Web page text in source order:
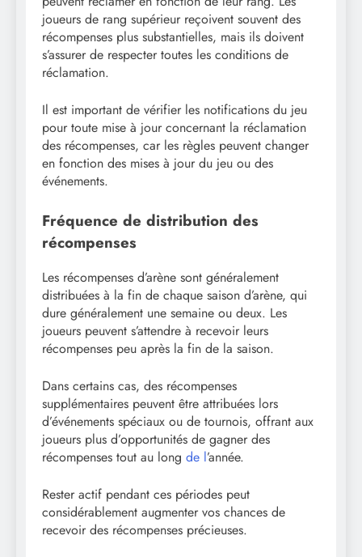
joueurs de rang supérieur reçoivent souvent des
récompenses plus substantielles, mais ils doivent
s’assurer de respecter toutes les conditions de
réclamation.
Il est important de vérifier les notifications du jeu
pour toute mise à jour concernant la réclamation
des récompenses, car les règles peuvent changer
en fonction des mises à jour du jeu ou des
événements.
Fréquence de distribution des
récompenses
Les récompenses d’arène sont généralement
distribuées à la fin de chaque saison d’arène, qui
dure généralement une semaine ou deux. Les
joueurs peuvent s’attendre à recevoir leurs
récompenses peu après la fin de la saison.
Dans certains cas, des récompenses
supplémentaires peuvent être attribuées lors
d’événements spéciaux ou de tournois, offrant aux
joueurs plus d’opportunités de gagner des
récompenses tout au long de l’année.
Rester actif pendant ces périodes peut
considérablement augmenter vos chances de
recevoir des récompenses précieuses.